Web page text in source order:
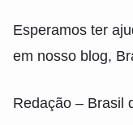
Esperamos ter
em nosso blog,
Redação – Brasil